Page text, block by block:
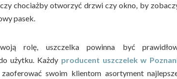
chociażby otworzyć drzwi czy okno, by
pasek.
rolę, uszczelka powinna być
użytku. Każdy producent uszczelek w
swoim klientom asortyment